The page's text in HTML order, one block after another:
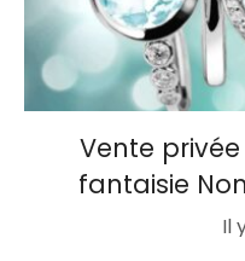
Vente privée
fantaisie
Il